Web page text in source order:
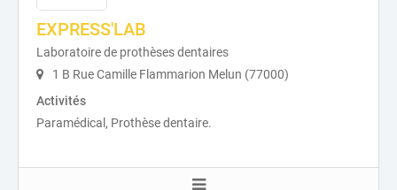
EXPRESS'LAB
Laboratoire de prothèses dentaires
1 B Rue Camille Flammarion Melun (77000)
Activités
Paramédical, Prothèse dentaire.